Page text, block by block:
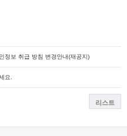
정보 취급 방침 변경안내(재공지)
요.
리스트